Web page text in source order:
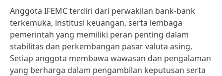
Anggota IFEMC terdiri dari perwakilan bank-bank
terkemuka, institusi keuangan, serta lembaga
pemerintah yang memiliki peran penting dalam
stabilitas dan perkembangan pasar valuta asing.
Setiap anggota membawa wawasan dan pengalaman
yang berharga dalam pengambilan keputusan serta